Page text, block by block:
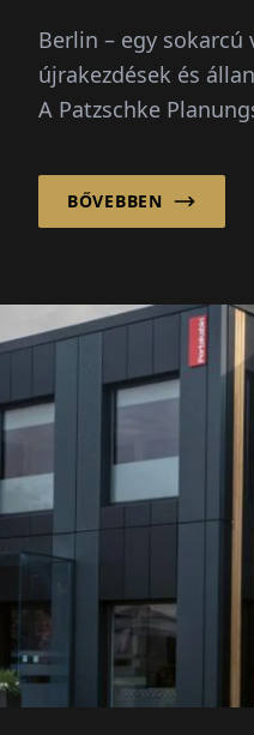
Berlin – egy sokarcú
újrakezdések és
A Patzschke
nyugalm...
BŐVEBBEN